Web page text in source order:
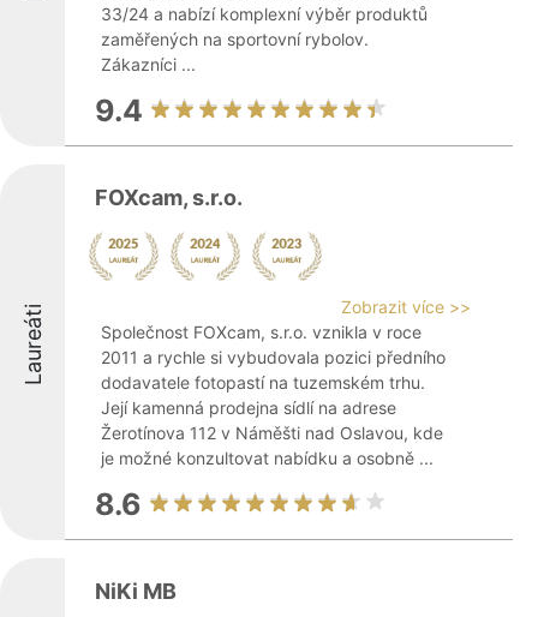
33/24 a nabízí komplexní výběr produktů
zaměřených na sportovní rybolov.
Zákazníci ...
9.4
Laureáti
FOXcam, s.r.o.
Zobrazit více >>
Společnost FOXcam, s.r.o. vznikla v roce
2011 a rychle si vybudovala pozici předního
dodavatele fotopastí na tuzemském trhu.
Její kamenná prodejna sídlí na adrese
Žerotínova 112 v Náměšti nad Oslavou, kde
je možné konzultovat nabídku a osobně ...
8.6
NiKi MB